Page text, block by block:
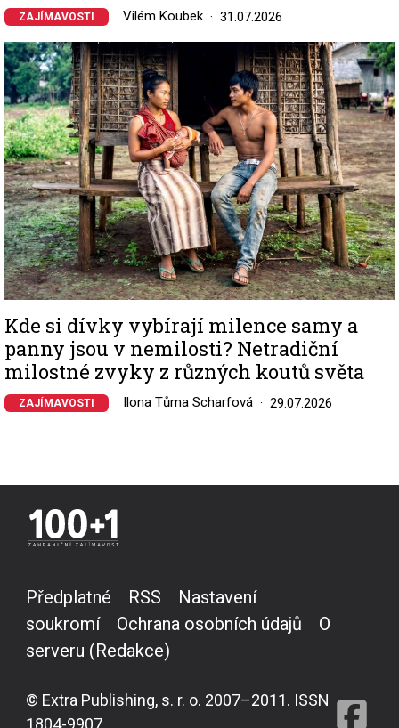
ZAJÍMAVOSTI Vilém Koubek 31.07.2026
Image
Kde si dívky vybírají milence samy a
panny jsou v nemilosti? Netradiční
milostné zvyky z různých koutů světa
ZAJÍMAVOSTI Ilona Tůma Scharfová 29.07.2026
Předplatné RSS
Nastavení
soukromí
Ochrana osobních údajů
O
serveru (Redakce)
© Extra Publishing, s. r. o. 2007–2011. ISSN
1804-9907